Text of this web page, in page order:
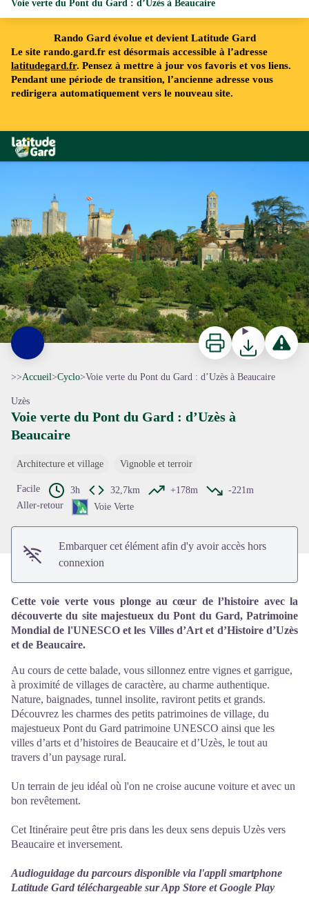
Rando Gard évolue et devient Latitude Gard
Le site rando.gard.fr est désormais accessible à l’adresse
latitudegard.fr. Pensez à mettre à jour vos favoris et vos liens.
Pendant une période de transition, l’ancienne adresse vous
redirigera automatiquement vers le nouveau site.
Rando Gard
Voie verte du Pont du Gard : d’Uzès à Beaucaire
ImprimerTéléchargerSignaler
>>Accueil>Cyclo>Voie verte du Pont du Gard : d’Uzès à Beaucaire
Uzès
Voie verte du Pont du Gard : d’Uzès à
Beaucaire
Architecture et village Vignoble et terroir
Facile 3h 32,7km +178m
-221m
Aller-retour
Voie Verte
Embarquer cet élément afin d'y avoir accès hors
connexion
Cette voie verte vous plonge au cœur de l’histoire avec la
découverte du site majestueux du Pont du Gard, Patrimoine
Mondial de l'UNESCO et les Villes d’Art et d’Histoire d’Uzès
et de Beaucaire.
Au cours de cette balade, vous sillonnez entre vignes et garrigue,
à proximité de villages de caractère, au charme authentique.
Nature, baignades, tunnel insolite, raviront petits et grands.
Découvrez les charmes des petits patrimoines de village, du
majestueux Pont du Gard patrimoine UNESCO ainsi que les
villes d’arts et d’histoires de Beaucaire et d’Uzès, le tout au
travers d’un paysage rural.
Un terrain de jeu idéal où l'on ne croise aucune voiture et avec un
bon revêtement.
Cet Itinéraire peut être pris dans les deux sens depuis Uzès vers
Beaucaire et inversement.
Audioguidage du parcours disponible via l'appli smartphone
Latitude Gard téléchargeable sur App Store et Google Play